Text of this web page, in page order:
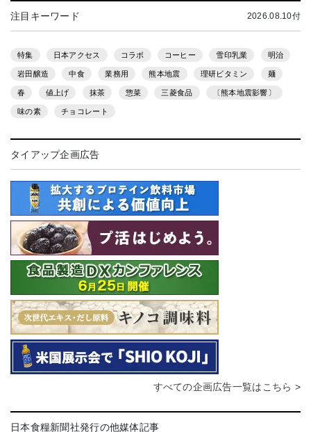
注目キーワード 2026.08.10付
特集 日本アクセス コラボ コーヒー 雪印乳業 明治
岩田醸造 中食 業務用 熊本地震 理研ビタミン 麺
春 値上げ 抹茶 惣菜 三菱食品 〔熊本地震影響〕
味の素 チョコレート
タイアップ企画広告
すべての企画広告一覧はこちら >
日本食糧新聞社発行の他媒体記事